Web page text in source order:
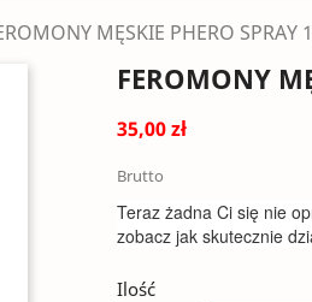
MĘSKIE PHERO SPRAY
FEROMONY
35,00 zł
Brutto
Teraz żadna Ci się nie
zobacz jak skutecznie
Ilość